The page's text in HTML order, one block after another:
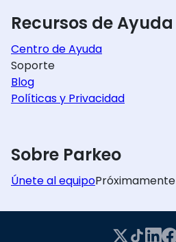
Recursos de Ayuda
Centro de Ayuda
Soporte
Blog
Políticas y Privacidad
Sobre Parkeo
Únete al equipoPróximamente